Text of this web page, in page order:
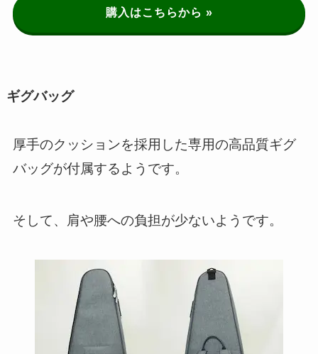
購入はこちらから »
ギグバッグ
厚手のクッションを採用した専用の高品質ギグ
バッグが付属するようです。
そして、肩や腰への負担が少ないようです。